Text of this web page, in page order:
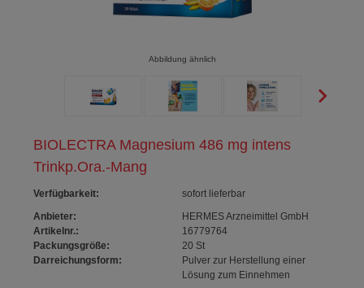
BIOLECTRA Magnesium 486 mg intens
Trinkp.Ora.-Mang
Verfügbarkeit:
sofort lieferbar
Anbieter:
HERMES Arzneimittel GmbH
Artikelnr.:
16779764
Packungsgröße:
20 St
Darreichungsform:
Pulver zur Herstellung einer
Lösung zum Einnehmen
Abbildung ähnlich